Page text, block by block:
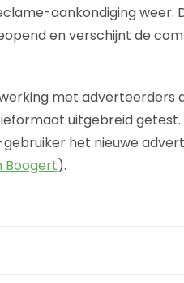
aankondiging weer.
en verschijnt de
met adverteerders
uitgebreid
het nieuwe
Boogert).